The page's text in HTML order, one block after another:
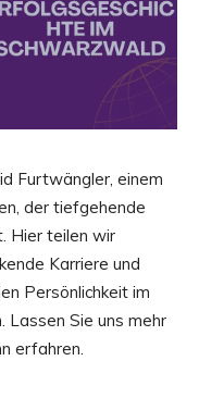
Furtwängler, einem
der tiefgehende
Hier teilen wir
Karriere und
Persönlichkeit im
Lassen Sie uns mehr
erfahren.